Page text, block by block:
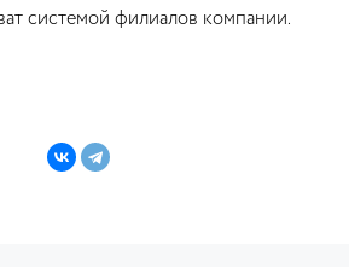
системой филиалов компании.